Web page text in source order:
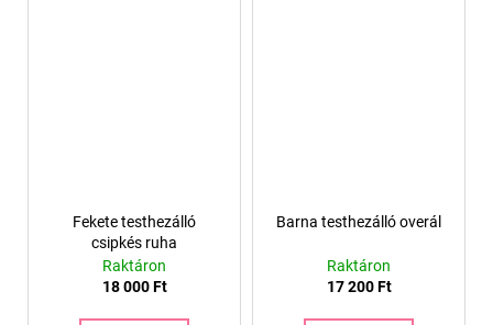
Fekete testhezálló
csipkés ruha
Raktáron
18 000 Ft
Barna testhezálló overál
Raktáron
17 200 Ft